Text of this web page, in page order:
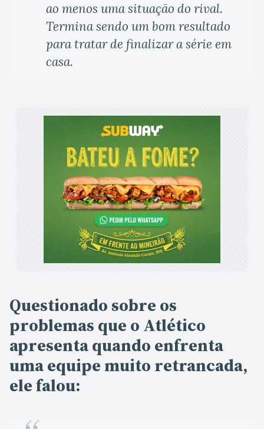
ao menos uma situação do rival.
Termina sendo um bom resultado
para tratar de finalizar a série em
casa.
Questionado sobre os
problemas que o Atlético
apresenta quando enfrenta
uma equipe muito retrancada,
ele falou: